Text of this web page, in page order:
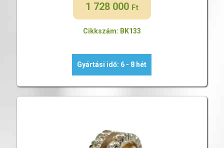
1 728 000 Ft
Cikkszám: BK133
Gyártási idő: 6 - 8 hét